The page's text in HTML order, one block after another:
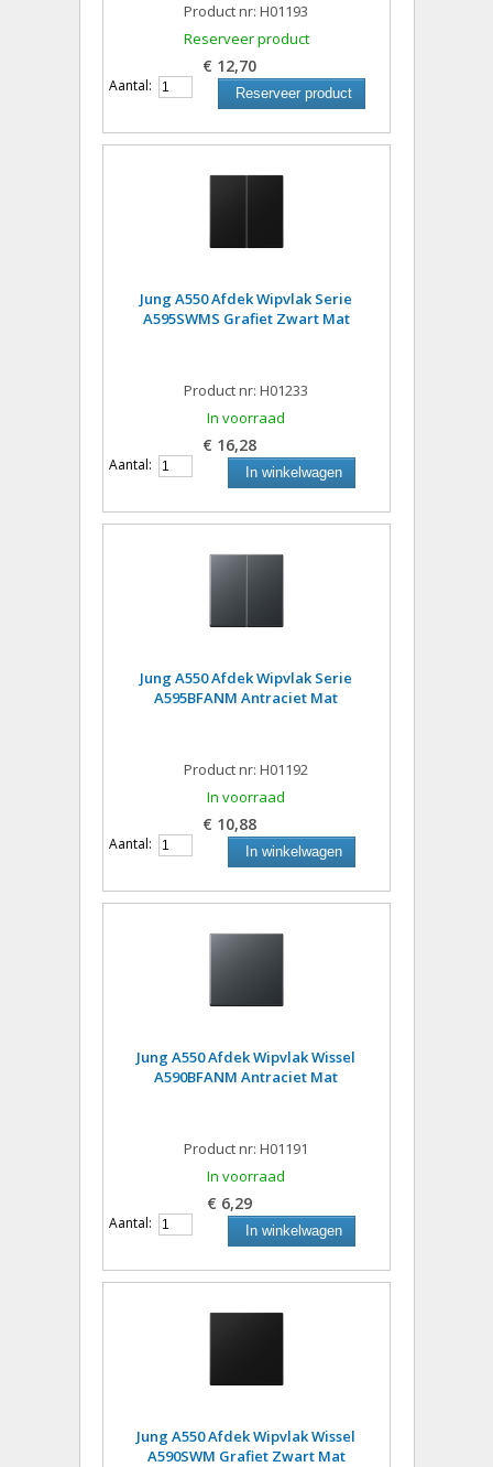
Product nr: H01193
Reserveer product
€ 12,70
Aantal: Reserveer product
Jung A550 Afdek Wipvlak Serie
A595SWMS Grafiet Zwart Mat
Product nr: H01233
In voorraad
€ 16,28
Aantal: In winkelwagen
Jung A550 Afdek Wipvlak Serie
A595BFANM Antraciet Mat
Product nr: H01192
In voorraad
€ 10,88
Aantal: In winkelwagen
Jung A550 Afdek Wipvlak Wissel
A590BFANM Antraciet Mat
Product nr: H01191
In voorraad
€ 6,29
Aantal: In winkelwagen
Jung A550 Afdek Wipvlak Wissel
A590SWM Grafiet Zwart Mat